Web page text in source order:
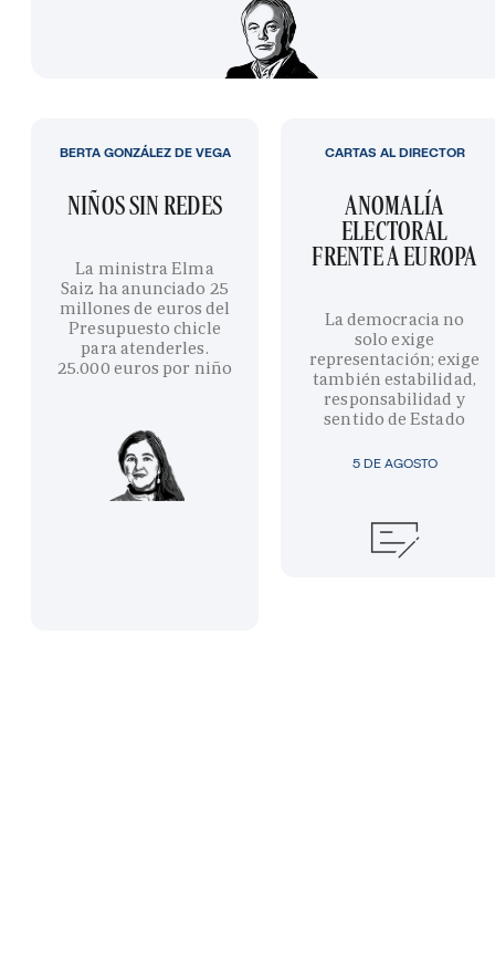
NIÑOS SIN REDES
La ministra Elma
Saiz ha anunciado 25
millones de euros del
Presupuesto chicle
para atenderles.
25.000 euros por niño
BERTA GONZÁLEZ DE VEGA
5 DE AGOSTO
ANOMALÍA
ELECTORAL
FRENTE A EUROPA
La democracia no
solo exige
representación; exige
también estabilidad,
responsabilidad y
sentido de Estado
CARTAS AL DIRECTOR